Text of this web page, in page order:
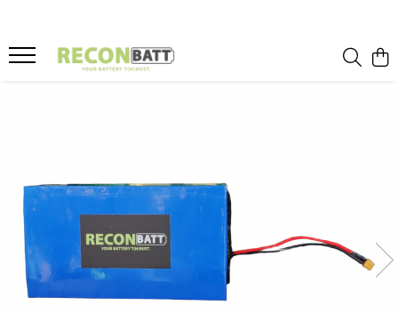
Produse
Baterie barca
Baterie rulota
Celule Li-ion
Celule LFP
Baterie masinute